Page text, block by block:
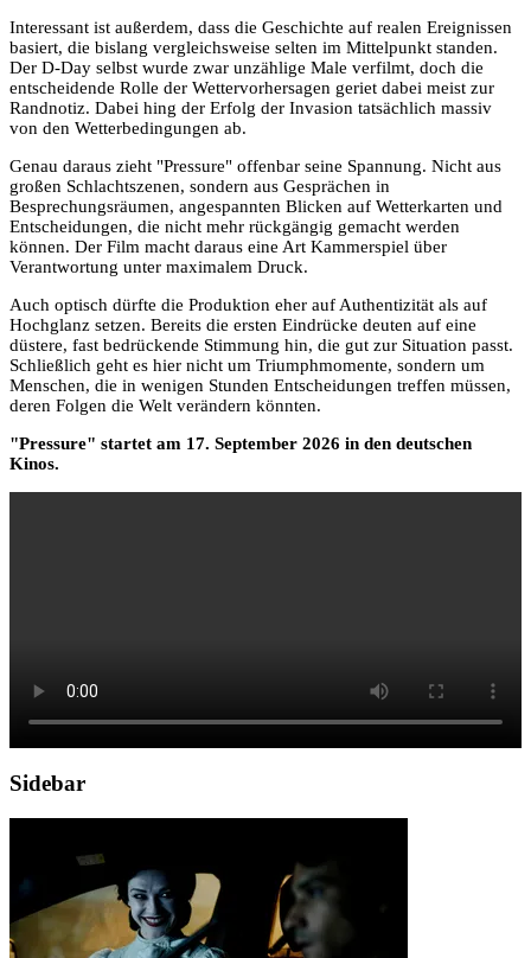
Interessant ist außerdem, dass die Geschichte auf realen Ereignissen
basiert, die bislang vergleichsweise selten im Mittelpunkt standen.
Der D-Day selbst wurde zwar unzählige Male verfilmt, doch die
entscheidende Rolle der Wettervorhersagen geriet dabei meist zur
Randnotiz. Dabei hing der Erfolg der Invasion tatsächlich massiv
von den Wetterbedingungen ab.
Genau daraus zieht "Pressure" offenbar seine Spannung. Nicht aus
großen Schlachtszenen, sondern aus Gesprächen in
Besprechungsräumen, angespannten Blicken auf Wetterkarten und
Entscheidungen, die nicht mehr rückgängig gemacht werden
können. Der Film macht daraus eine Art Kammerspiel über
Verantwortung unter maximalem Druck.
Auch optisch dürfte die Produktion eher auf Authentizität als auf
Hochglanz setzen. Bereits die ersten Eindrücke deuten auf eine
düstere, fast bedrückende Stimmung hin, die gut zur Situation passt.
Schließlich geht es hier nicht um Triumphmomente, sondern um
Menschen, die in wenigen Stunden Entscheidungen treffen müssen,
deren Folgen die Welt verändern könnten.
"Pressure" startet am 17. September 2026 in den deutschen
Kinos.
Sidebar